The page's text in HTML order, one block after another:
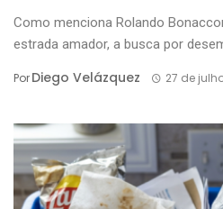
Como menciona Rolando
estrada amador, a busca por
PorDiego Velázquez 27 de